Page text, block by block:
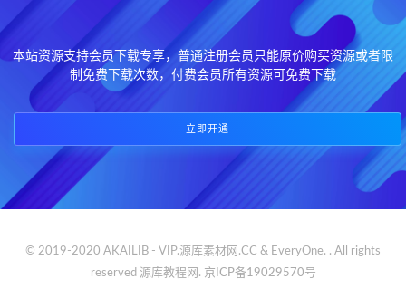
本站资源支持会员下载专享，普通注册会员只能原价购买资源或者限
制免费下载次数，付费会员所有资源可免费下载
立即开通
© 2019-2020 AKAILIB - VIP.源库素材网.CC & EveryOne. . All rights
reserved 源库教程网. 京ICP备19029570号